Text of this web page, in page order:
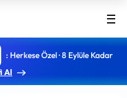
: Herkese Özel · 8 Eylüle Kadar
Al